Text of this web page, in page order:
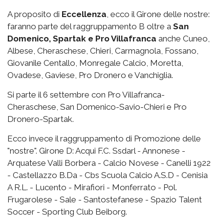
A proposito di Eccellenza, ecco il Girone delle nostre:
faranno parte del raggruppamento B oltre a San
Domenico, Spartak e Pro Villafranca anche Cuneo,
Albese, Cheraschese, Chieri, Carmagnola, Fossano,
Giovanile Centallo, Monregale Calcio, Moretta,
Ovadese, Gaviese, Pro Dronero e Vanchiglia.
Si parte il 6 settembre con Pro Villafranca-
Cheraschese, San Domenico-Savio-Chieri e Pro
Dronero-Spartak.
Ecco invece il raggruppamento di Promozione delle
"nostre". Girone D: Acqui F.C. Ssdarl - Annonese -
Arquatese Valli Borbera - Calcio Novese - Canelli 1922
- Castellazzo B.Da - Cbs Scuola Calcio A.S.D - Cenisia
A R.L. - Lucento - Mirafiori - Monferrato - Pol.
Frugarolese - Sale - Santostefanese - Spazio Talent
Soccer - Sporting Club Beiborg.